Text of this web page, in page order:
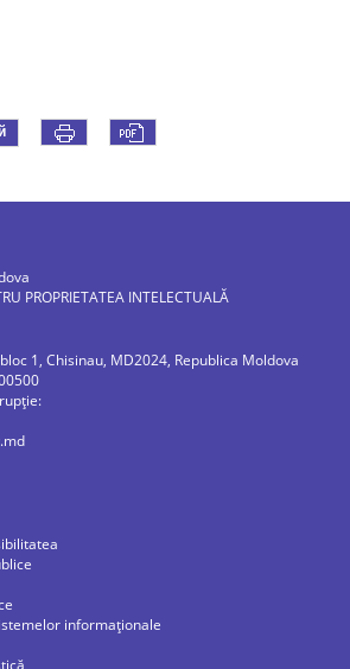
PROPRIETATEA INTELECTUALĂ
1, Chisinau, MD2024, Republica Moldova
informaționale